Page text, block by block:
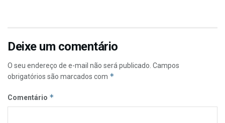
Deixe um comentário
O seu endereço de e-mail não será publicado. Campos
obrigatórios são marcados com *
Comentário *